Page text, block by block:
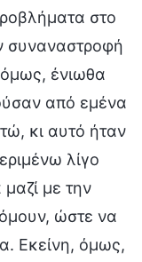
στο
συναναστροφή
ένιωθα
από εμένα
κι αυτό ήταν
λίγο
με την
ώστε να
Εκείνη, όμως,